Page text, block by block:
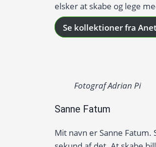
elsker at skabe og lege
Se kollektioner fra
Fotograf Adrian Pi
Sanne Fatum
Mit navn er Sanne